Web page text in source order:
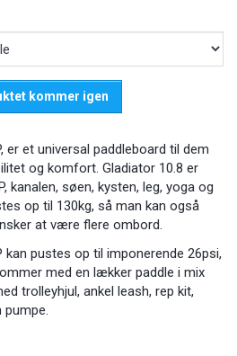
kommer igen
er et universal paddleboard til dem
og komfort. Gladiator 10.8 er
kanalen, søen, kysten, leg, yoga og
op til 130kg, så man kan også
at være flere ombord.
kan pustes op til imponerende 26psi,
med en lækker paddle i mix
trolleyhjul, ankel leash, rep kit,